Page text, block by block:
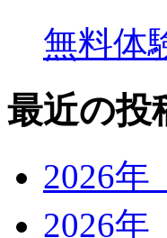
無料体
最近の投
2026
2026